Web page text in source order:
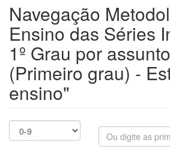
Navegação
Ensino das Séries
1º Grau por
(Primeiro grau) -
ensino"